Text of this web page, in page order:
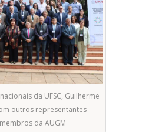
da UFSC, Guilherme
outros representantes
da AUGM